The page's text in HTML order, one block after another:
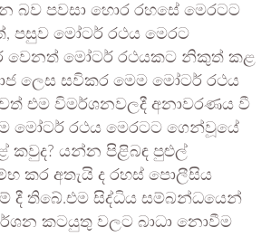
බව පවසා හොර රහසේ මෙරටට
පසුව මෝටර් රථය මෙරට
වෙනත් මෝටර් රථයකට නිකුත් කළ
ලෙස සවිකර මෙම මෝටර් රථය
එම විමර්ශනවලදී අනාවරණය වී
මෝටර් රථය මෙරටට ගෙන්වූයේ
කවුද? යන්න පිළිබඳ පුළුල්
කර අතැයි ද රහස් පොලීසිය
දී තිබේ.එම සිද්ධිය සම්බන්ධයෙන්
කටයුතු වලට බාධා නොවීම